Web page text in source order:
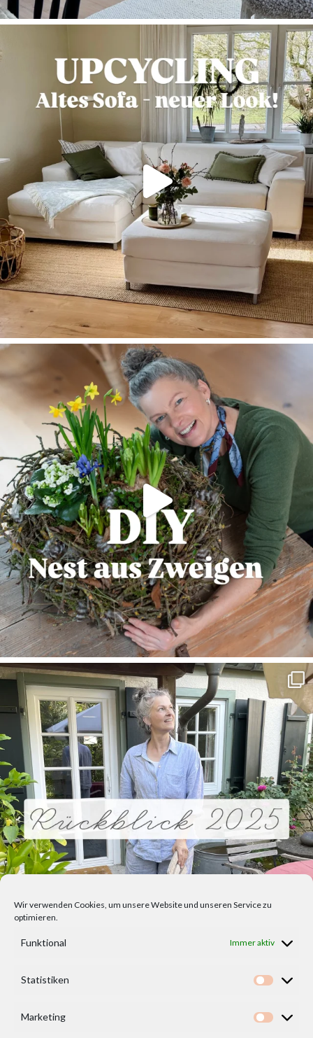
Wir verwenden Cookies, um unsere Website und unseren Service zu
optimieren.
Funktional Immer aktiv
Statistiken
Marketing